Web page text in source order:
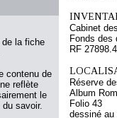
de la fiche
contenu de
reflète
le
du savoir.
Cabinet
Fonds des
RF
Réserve
Album
Folio 43
dessiné au